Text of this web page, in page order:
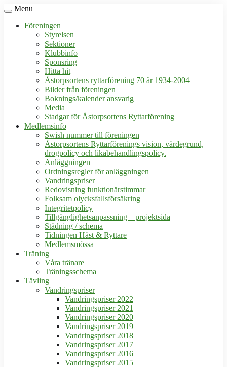
Menu
Föreningen
Styrelsen
Sektioner
Klubbinfo
Sponsring
Hitta hit
Åstorpsortens ryttarförening 70 år 1934-2004
Bilder från föreningen
Boknings/kalender ansvarig
Media
Stadgar för Åstorpsortens Ryttarförening
Medlemsinfo
Swish nummer till föreningen
Åstorpsortens Ryttarförenings vision, värdegrund,
drogpolicy och likabehandlingspolicy.
Anläggningen
Ordningsregler för anläggningen
Vandringspriser
Redovisning funktionärstimmar
Folksam olycksfallsförsäkring
Integritetpolicy
Tillgänglighetsanpassning – projektsida
Städning / schema
Tidningen Häst & Ryttare
Medlemsmössa
Träning
Våra tränare
Träningsschema
Tävling
Vandringspriser
Vandringspriser 2022
Vandringspriser 2021
Vandringspriser 2020
Vandringspriser 2019
Vandringspriser 2018
Vandringspriser 2017
Vandringspriser 2016
Vandringspriser 2015